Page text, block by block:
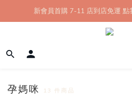
【8月限定】全館滿 1999 享 7-
新會員首購 7-11 店到店免運 點
【8月限定】全館滿 1999 享 7-
孕媽咪 13 件商品